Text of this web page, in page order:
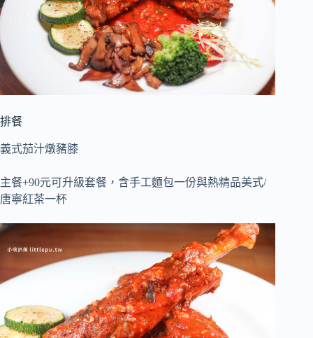
排餐
義式茄汁燉豬膝
主餐+90元可升級套餐，含手工麵包一份與熱精品美式/
唐寧紅茶一杯